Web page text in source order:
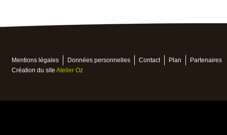
Mentions légales Données personnelles Contact Plan
Partenaires
Création du site Atelier Oz